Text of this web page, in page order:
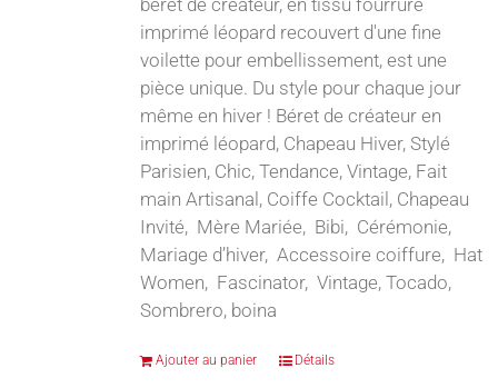
imprimé léopard recouvert d'une fine
voilette pour embellissement, est une
pièce unique. Du style pour chaque jour
même en hiver ! Béret de créateur en
imprimé léopard, Chapeau Hiver, Stylé
Parisien, Chic, Tendance, Vintage, Fait
main Artisanal, Coiffe Cocktail, Chapeau
Invité, Mère Mariée, Bibi, Cérémonie,
Mariage d’hiver, Accessoire coiffure, Hat
Women, Fascinator, Vintage, Tocado,
Sombrero, boina
Ajouter au panier Détails